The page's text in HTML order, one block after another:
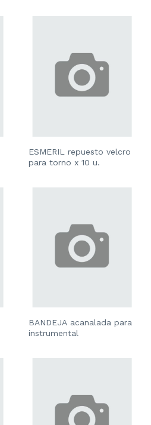
ESMERIL repuesto velcro
para torno x 10 u.
BANDEJA acanalada para
instrumental